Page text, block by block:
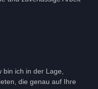
ich in der Lage,
die genau auf Ihre